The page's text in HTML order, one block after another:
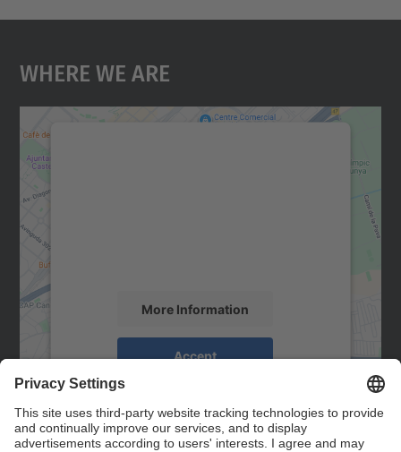
Where We Are
More Information
Accept
powered by
Management Platform
Contact